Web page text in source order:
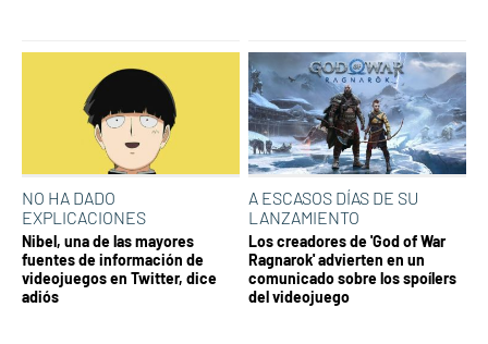
NO HA DADO
EXPLICACIONES
Nibel, una de las mayores
fuentes de información de
videojuegos en Twitter, dice
adiós
A ESCASOS DÍAS DE SU
LANZAMIENTO
Los creadores de 'God of War
Ragnarok' advierten en un
comunicado sobre los spoílers
del videojuego